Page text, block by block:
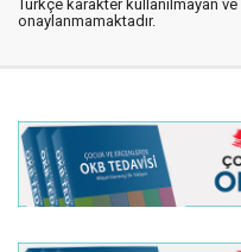
Türkçe karakter kullanılmayan
onaylanmamaktadır.